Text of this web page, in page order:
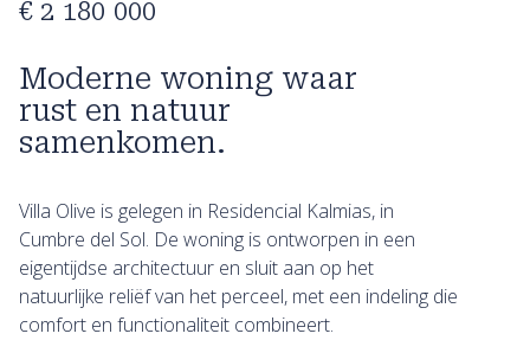
Moderne woning waar
rust en natuur
samenkomen.
€ 2 180 000
Villa Olive is gelegen in Residencial Kalmias, in
Cumbre del Sol. De woning is ontworpen in een
eigentijdse architectuur en sluit aan op het
natuurlijke reliëf van het perceel, met een indeling die
comfort en functionaliteit combineert.